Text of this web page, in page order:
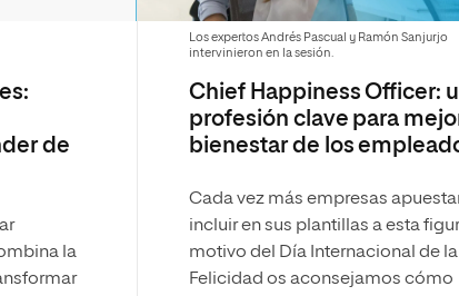
de
la
Los expertos Andrés Pascual y Ramón Sanjurjo
intervinieron en la sesión.
Chief Happiness Officer:
profesión clave para
bienestar de los
Cada vez más empresas
incluir en sus plantillas a esta
motivo del Día Internacional de la
Felicidad os aconsejamos cómo